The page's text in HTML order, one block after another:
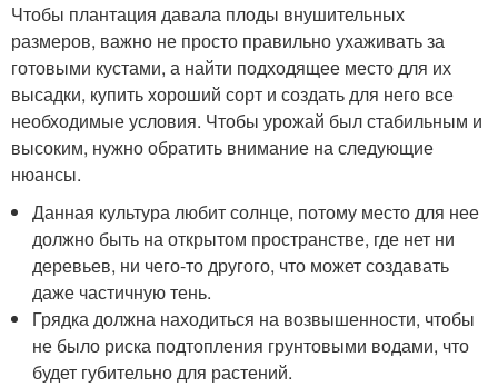
Чтобы плантация давала плоды внушительных
размеров, важно не просто правильно ухаживать за
готовыми кустами, а найти подходящее место для их
высадки, купить хороший сорт и создать для него все
необходимые условия. Чтобы урожай был стабильным и
высоким, нужно обратить внимание на следующие
нюансы.
Данная культура любит солнце, потому место для нее
должно быть на открытом пространстве, где нет ни
деревьев, ни чего-то другого, что может создавать
даже частичную тень.
Грядка должна находиться на возвышенности, чтобы
не было риска подтопления грунтовыми водами, что
будет губительно для растений.